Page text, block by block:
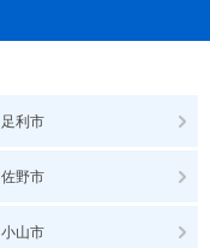
足利市
佐野市
小山市